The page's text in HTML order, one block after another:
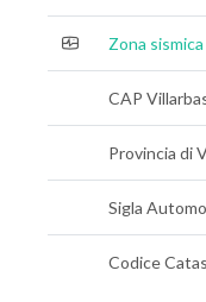
Zona sismica
CAP
Provincia di
Sigla
Codice